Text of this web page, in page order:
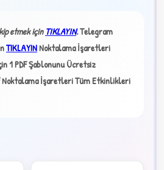
etmek içinTIKLAYIN.Telegram
TIKLAYINNoktalama İşaretleri
1 PDF Şablonunu Ücretsiz
Noktalama İşaretleri Tüm Etkinlikleri